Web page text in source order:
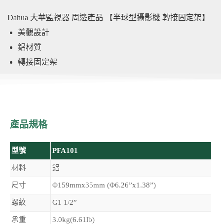
Dahua 大華監視器 周邊產品 【半球型攝影機 轉接固定架】
美觀設計
鋁材質
轉接固定架
產品規格
型號 PFA101
材料 鋁
尺寸 Φ159mmx35mm (Φ6.26”x1.38”)
螺紋 G1 1/2”
承重 3.0kg(6.61lb)